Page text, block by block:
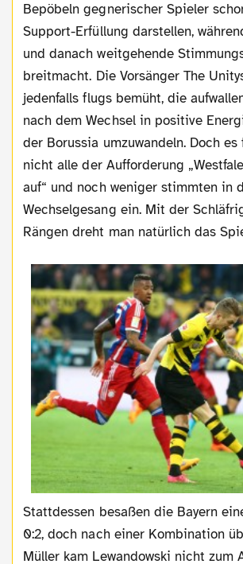
Bepöbeln gegnerischer Spieler
Support-Erfüllung darstellen,
und danach weitgehende
breitmacht. Die Vorsänger The
jedenfalls flugs bemüht, die
nach dem Wechsel in positive
der Borussia umzuwandeln. Doch
nicht alle der Aufforderung
auf“ und noch weniger stimmten in
Wechselgesang ein. Mit der
Rängen dreht man natürlich das
Stattdessen besaßen die Bayern eine Chance zum
0:2, doch nach einer Kombination
Müller kam Lewandowski nicht zum